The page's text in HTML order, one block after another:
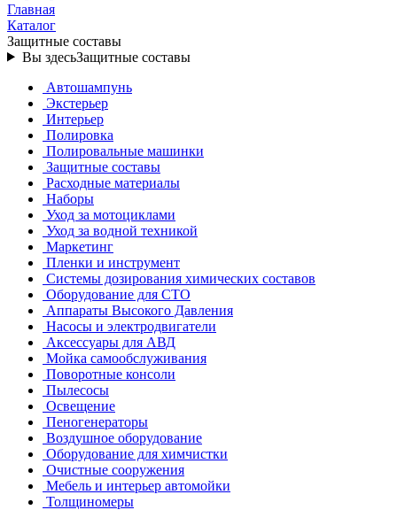
Главная
Каталог
Защитные составы
Вы здесьЗащитные составы
Автошампунь
Экстерьер
Интерьер
Полировка
Полировальные машинки
Защитные составы
Расходные материалы
Наборы
Уход за мотоциклами
Уход за водной техникой
Маркетинг
Пленки и инструмент
Системы дозирования химических составов
Оборудование для СТО
Аппараты Высокого Давления
Насосы и электродвигатели
Аксессуары для АВД
Мойка самообслуживания
Поворотные консоли
Пылесосы
Освещение
Пеногенераторы
Воздушное оборудование
Оборудование для химчистки
Очистные сооружения
Мебель и интерьер автомойки
Толщиномеры